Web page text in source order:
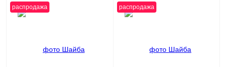
распродажа распродажа